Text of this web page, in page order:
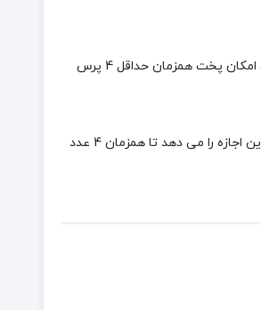
یکی دیگر از مزایای این تابه گریل ,توزیع یکنواخت حرارت در تمام سطح می باشد که نتیجه بسیار مطلوبی را در پخت غذا دربر دارد. سطح بزرگ تابه گریل مربع 30 سانت امکان پخت همزمان حداقل 4 پرس
و برای پذیرایی از مهمانی های کوچک هم مناسب می باشد.در صورت تمایل کمی روغن روی غذا اسپری کنید. خوب است بدانید که قطر بزرگ تابه گریل سایز 30 به شما این اجازه را می دهد تا همزمان 4 عدد